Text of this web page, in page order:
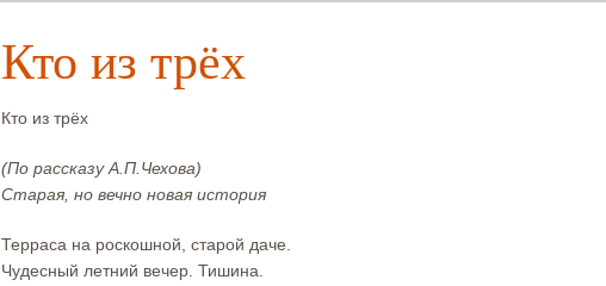
Кто из трёх
Кто из трёх
(По рассказу А.П.Чехова)
Старая, но вечно новая история
Терраса на роскошной, старой даче.
Чудесный летний вечер. Тишина.